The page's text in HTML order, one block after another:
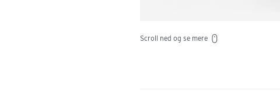
Scroll ned og se mere